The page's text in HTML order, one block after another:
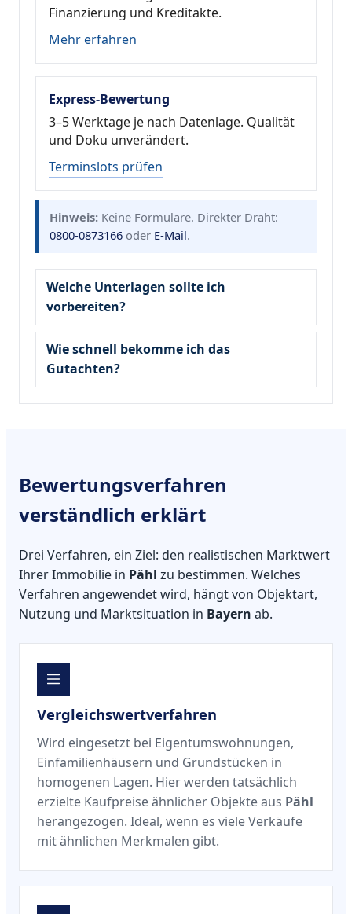
Finanzierung und Kreditakte.
Mehr erfahren
Express-Bewertung
3–5 Werktage je nach Datenlage. Qualität
und Doku unverändert.
Terminslots prüfen
Hinweis: Keine Formulare. Direkter Draht:
0800-0873166 oder E-Mail.
Welche Unterlagen sollte ich
vorbereiten?
Wie schnell bekomme ich das
Gutachten?
Bewertungsverfahren
verständlich erklärt
Drei Verfahren, ein Ziel: den realistischen Marktwert
Ihrer Immobilie in Pähl zu bestimmen. Welches
Verfahren angewendet wird, hängt von Objektart,
Nutzung und Marktsituation in Bayern ab.
Vergleichswertverfahren
Wird eingesetzt bei Eigentumswohnungen,
Einfamilienhäusern und Grundstücken in
homogenen Lagen. Hier werden tatsächlich
erzielte Kaufpreise ähnlicher Objekte aus Pähl
herangezogen. Ideal, wenn es viele Verkäufe
mit ähnlichen Merkmalen gibt.